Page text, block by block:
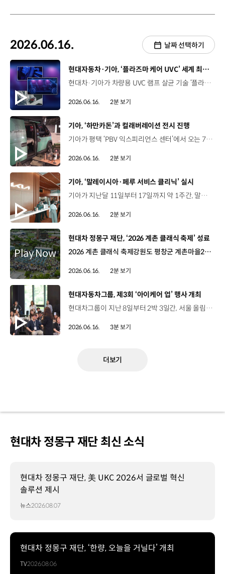
2026.06.16. 날짜 선택하기
[동영상]
현대자동차·기아, ‘플라즈마 케어 UVC’ 세계 최초 공개
현대차·기아가 차량용 UVC 램프 살균 기술 ‘플라즈마 케어 UVC’를 세계 최초로 공개했습니다. ‘플라즈마 케어 UVC’는 살균력이 우수하고 인체에는 안전한, 200~230nm 대역의 Far-UVC(원자외선) 빛을 플라즈마 램프 방식으로 구현한 기술인데요. 강력한 살균 효과는 물론, 냄새 유발 물질도 효과적으로 제거해 차량 실내 악취를 줄이는 데 도움을 줄 수 있습니다. 특히 ‘플라즈마 케어 UVC’는 사람의 접촉이 제한된 밀폐된 공간에서 작은 물건들만 살균할 수 있었던 기존 기술의 한계를 극복하고, 세계 최초로 탑승객이 있는 차량 실내 개방 공간에서도 안전하게 사용할 수 있다는 점에서 의미가 깊습니다. 한편 현대차·기아는 ‘플라즈마 케어 UVC’의 기술적 특장점과 다양한 활용 모습을 담은 영상을 공개했는데요. 차 안에서는 수많은 일상이 펼쳐집니다. 보이진 않지만 쉽게 오염되는 차 안 고객을 지키기 위해 현대차·기아는 전에 없던 작지만 확실한 기술을 만들었습니다. 현대차·기아는 앞으로도 플라즈마 케어 UVC의 살균력 등에 대한 검증을 지속하고, 국제 안전 기준에 발맞춰 기술 고도화를 이어갈 계획입니다.
2026.06.16. 2분 보기
[동영상]
기아, ‘하만카돈’과 컬래버레이션 전시 진행
기아가 평택 ‘PBV 익스피리언스 센터’에서 오는 7월 10일까지, 프리미엄 오디오 브랜드 ‘하만카돈’과의 특별한 컬래버레이션 전시를 진행합니다. ‘하만카돈’은 지난 2015년부터 기아 디 올 뉴 셀토스, 니로, 타스만, EV3, EV4, EV5 등에 카오디오 사운드 시스템을 공급해 왔는데요. 이번 전시는 정적인 분위기의 전시장에서 벗어나, 방문객들에게 사운드와 라이팅이 결합된 이색적인 감성 경험을 제공하기 위해 마련됐습니다. 최양석 상무 / 기아 Fleet사업실이번 ‘하만카돈’과의 협업은 PV5의 무한한 확장성을 이색적인 방식으로 선보이고자 하는 고민에서 출발했습니다. 캠핑, 모빌리티, 레저 그리고 프라이빗한 청음 스튜디오 등 PV5가 선사하는 다채로운 가능성을 직접 체감해 보시기를 기대합니다. 표종훈 사장 / 하만인터내셔널코리아기아 ‘PBV 익스피리언스 센터’와 ‘하만카돈’의 브랜드 컬래버레이션은 기아 PV5 차량의 자유롭고 유연한 공간과 '하만카돈’ 제품이 어우러진 인테리어 감각을 통해서 새로운 프리미엄 라이프 스타일을 제안합니다. 센터를 찾으시는 많은 분들이 빛과 사운드가 완벽하게 어우러진 이 공간에서 오디오를 경험하는 그 순간을 오랫동안 아름다운 기억으로 간직하시기를 바랍니다. 이를 위해 카고 모델 내부는 다채로운 조명과 프리미엄 사운드를 즐길 수 있는 ‘청음 스튜디오’로, 패신저 모델은 아웃도어 감성의 ‘캠핑 스테이션’으로 꾸며 PV5의 무한한 공간 확장성을 직관적으로 전달할 것으로 기대되는데요. 기아는 앞으로도 PV5가 선사하는 차별화된 라이프스타일과 다목적 활용성을 고객들에게 지속적으로 알려 나갈 계획입니다.
2026.06.16. 2분 보기
[동영상]
기아, ‘말레이시아·페루 서비스 클리닉’ 실시
기아가 지난달 11일부터 17일까지 약 1주간, 말레이시아와 페루에서 서비스 클리닉을 성공적으로 운영했습니다. 이번 서비스 클리닉은 본사와 권역, 현지 법인 및 대리점이 협업한 고객 맞춤형 프로그램으로 지속적인 판매 성장 기반을 마련하기 위해 추진됐는데요. 말레이시아에서는 본사에서 파견된 기술 전문가 등이 총 171대를 대상으로 고난도 차량 점검 및 고객 상담을 진행했습니다. 또한, ‘Family Day’와 ‘Media Day’ 등 고객 참여형 프로그램도 함께 운영해 만족도를 높였습니다. 말레이시아 서비스 클리닉 참여 고객서비스 클리닉에서 진행된 프로그램들이 정말 인상적이었어요. 모두 가족이 함께 즐길 수 있도록 구성돼 있었거든요. 기아가 가족을 중요하게 생각하는 브랜드라는 점을 느낄 수 있었습니다.Even the activities that they had for this clinic, it's amazing, they're all really family-friendly. So, I can see that Kia itself is a very family-oriented brand. 말레이시아 서비스 클리닉 참여 고객한국에서 온 정비사가 차량을 점검해 주셨는데, 차 상태가 좋다고 말씀해 주셨습니다. After the car has been touched by a technician from Korea, who said my car is in good condition. 말레이시아 서비스 클리닉 참여 고객차량을 구매할 계획이 있는 친구나 가족들에게 기아를 꼭 추천하고 싶습니다.I would definitely recommend to my friends and family to consider Kia as their next purchase. 한편 페루에서는 총 155대 차량에 대한 무상 점검과 기술 지원을 진행했는데요. 이와 함께 ‘FIFA 월드컵 2026™’ 캠페인과 연계한 ‘Kia Fan Experience’ 행사를 진행해 큰 호응을 얻었습니다. Alex Aliaga / General Manager (기아 딜러) / Astara Retail서비스팀 전체가 가장 중요하게 생각하는 것은 고객입니다. 우리는 고객 한 분 한 분의 경험을 맞춤형으로 제공하고, 무엇보다 시간이 지나도 투명하고 진솔한 소통을 이어가기 위해 노력하고 있습니다.The most important focus for the entire service team is the customer. We strive to personalize each customer’s experience and, above all, maintain open and honest communication over time. 페루 서비스 클리닉 참여 고객공식 기아 서비스센터에 차량을 맡기면 믿고 맡길 수 있다는 확신이 듭니다. 브랜드와 차량, 엔진에 대해 누구보다 잘 아는 전문가들이 정비를 담당하기 때문입니다.Bringing my car to an official kia service center gives me confidence that the work will be done honestly. Because I’m dealing with people who know the brand, know the car, and know the engine. 기아는 앞으로도 글로벌 주요 시장에서 서비스 클리닉과 고객 체험 프로그램을 운영해 브랜드 경쟁력을 강화할 계획입니다.
2026.06.16. 2분 보기
[동영상]
현대차 정몽구 재단, ‘2026 계촌 클래식 축제’ 성료
2026 계촌 클래식 축제강원도 평창군 계촌마을2026년 6월 5일(금)~7일(일) 현대차 정몽구 재단‘예술마을 프로젝트’에서 출발한 대한민국 대표 야외 클래식 축제 3일간의 축제 기간 동안산골 계촌마을을 찾은 1만 6천여 명의 방문객 ‘The Tune(조율)’을 주제로 한 올해 공연 아름다운 하모니로 축제의 문을 연 계촌별빛오케스트라계촌초·중학교 전교생 부천필하모닉오케스트라와 첼리스트 한재민의 협연 현대차 정몽구 재단 문화예술 장학생 출신첼리스트 한재민과 피아니스트 김송현, 바이올리니스트 김현서 세계 무대에서 성장해계촌 무대의 연주자로 이어지는 선순환 별빛콘서트의 피날레바이올리니스트 대니 구와디토 오케스트라의 역동적 무대 메인 프로그램 별빛콘서트 외햇살콘서트, 달빛콘서트, 파크콘서트 등 풍성한 프로그램 김호정 음악전문기자 이지혜 교수새롭게 선보인 클래식 토크 코너 ‘클래식 언박싱’ 클래식을 통해 만난숲속에서의 아름답고 행복한 경험 “지역과 함께 하는 클래식 축제, 음악이 있는 계촌은 계속됩니다.”
2026.06.16. 2분 보기
[동영상]
현대자동차그룹, 제3회 ‘아이케어 업’ 행사 개최
현대차그룹이 지난 8일부터 2박 3일간, 서울 올림픽 파크텔에서 제3회 ‘아이케어 업(i-CARE UP)’ 행사를 개최했습니다. ‘아이케어 업’은 학대 피해아동과 학대 행위자를 대면하는 아동보호 전문기관 종사자들을 위한 역량 강화 및 사회 공헌 프로그램인데요. 이번 행사에는 전국 57개 아동보호 전문기관에 종사하는 상담원과 치료사 100명이 참석했습니다. 김동욱 부사장 / 현대차 전략기획실‘아이케어 업’ 활동에 적극적으로 참여하셔서 아동들을 위해서 많은 일을 해 주고 계시는 이런 분들이 있어서 대한민국 사회가 잘 발전하고 있는 게 아닌가 싶은 생각이 듭니다. 우리 사회에서 가장 소중한 아이들을 지키기 위해 헌신하고 계신 현장의 종사자 여러분께 진심으로 감사와 존경의 말씀을 드립니다. 김웅철 사무총장 / 굿네이버스여러분이 하고 계신 일은 단순한 아동 보호가 아니라 아동들에게 안전한 삶과 행복을 만들어가는 귀중한 일이라 생각을 합니다. 그러기에 오늘 이 자리에 계신 여러분이야말로 진정한 영웅이 아닌가 생각합니다. 현대차그룹은 오은영 박사의 상담 기법 특강을 진행하고, 실제 사례를 바탕으로 자유롭게 소통하는 시간을 가졌는데요. 이 밖에도 직무 역량을 키울 수 있는 현장 맞춤형 법률 교육과, 업무 피로도를 낮추고 재충전 할 수 있는 힐링 프로그램도 마련해 큰 호응을 얻었습니다. 류가희 상담원 / 전남서부권 아동보호전문기관이번 특강에서 들었던 부분들을 마음속에 새기면서 현장에서 더욱더 노력하는 상담원이 되도록 하겠습니다. 윤주은 상담원 / 안산시 아동보호전문기관바쁘고 지친 업무 속에서 있다가 여기 ‘아이케어 업’에서 다시 힐링하고 가게 되는 것 같습니다. ‘잘하고 있다 또 소중한 직업이다. 그리고 필요한 직업이다’라고 말씀해 주시는 부분 덕분에 현장에 돌아가서도 다시 달릴 수 있는 힘을 얻게 된 것 같습니다. 한편, 현대차그룹은 지난 2014년부터 학대 피해아동 보호를 위해 심리상담 전용 차량 ‘아이케어 카’ 지원과 학대 피해아동 쉼터 리모델링 ‘아이케어 홈’ 사업 등 종합지원 체계를 구축하기 위해 노력하고 있습니다.
2026.06.16. 3분 보기
더보기
현대차 정몽구 재단 최신 소식
현대차 정몽구 재단, 美 UKC 2026서 글로벌 혁신
솔루션 제시
뉴스2026.08.07
현대차 정몽구 재단, ‘한량, 오늘을 거닐다’ 개최
TV2026.08.06